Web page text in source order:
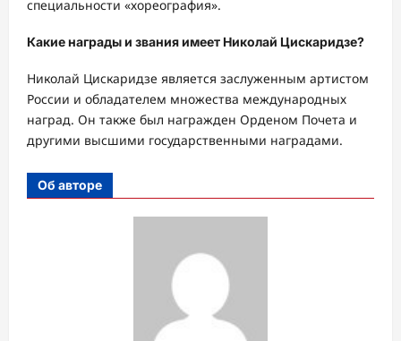
специальности «хореография».
Какие награды и звания имеет Николай Цискаридзе?
Николай Цискаридзе является заслуженным артистом
России и обладателем множества международных
наград. Он также был награжден Орденом Почета и
другими высшими государственными наградами.
Об авторе